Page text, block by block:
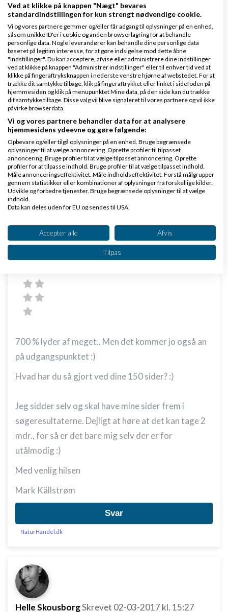
Regn ikke med, at du ikke selv skal knokle - i mit
tilfælde skulle jeg skrive en hulens masse tekster til
sitets ca. 150 sider. Og regn ikke med, at de gode
placeringer igooglesker over natten, for det tager
tid, det der seo-arbejde. I mit tilfælde gik der ca. 2
måneder, før jeg kunne se mærkbare resultater.
Men hvis du kan leve med det, så kan du til gengæld
regne med, at Concept-I's søgemaskineoptimering
sparker røv! Hvad mit site angik, steg antallet af
unikke besøgendepr. dag med knap 700%, og det er
da også en sjat
Svar
700 % lyder af meget.. Men det kommer jo også an
på udgangspunktet :)
Hvad har du så gjort ved dine 150 sider? :)
Jeg sidder selv og skal have mine sider frem i
søgeresultaterne. Dejligt at høre at det kan tage 2
mdr., for så er det bare mig selv der er for
utålmodig :)
Med venlig hilsen
Mark Källstrøm
Svar
NaturHandel.dk
Helle SkousborgSkrevet 02-03-2017 kl. 15:27
Ved at klikke på knappen "Nægt" bevares
standardindstillingen for kun strengt nødvendige cookie.
Vi og vores partnere gemmer og/eller får adgang til oplysninger på en enhed,
såsom unikke ID'er i cookie og anden browserlagring for at behandle
personlige data. Nogle leverandører kan behandle dine personlige data
baseret på legitim interesse, for at gøre indsigelse mod dette åbne
"Indstillinger". Du kan acceptere, afvise eller administrere dine indstillinger
ved at klikke på knappen "Administrer indstillinger" eller til enhver tid ved at
klikke på fingeraftryksknappen i nederste venstre hjørne af webstedet. For at
trække dit samtykke tilbage, klik på fingeraftrykket eller linket i sidefoden på
hjemmesiden og klik på menupunktet Mine data, på den side kan du trække
dit samtykke tilbage. Disse valg vil blive signaleret til vores partnere og vil ikke
påvirke browserdata.
Vi og vores partnere behandler data for at analysere
hjemmesidens ydeevne og gøre følgende:
Opbevare og/eller tilgå oplysninger på en enhed. Bruge begrænsede
oplysninger til at vælge annoncering. Oprette profiler til tilpasset
annoncering. Bruge profiler til at vælge tilpasset annoncering. Oprette
profiler for at tilpasse indhold. Bruge profiler til at vælge tilpasset indhold.
Måle annonceringseffektivitet. Måle indholdseffektivitet. Forstå målgrupper
gennem statistikker eller kombinationer af oplysninger fra forskellige kilder.
Udvikle og forbedre tjenester. Bruge begrænsede oplysninger til at vælge
indhold.
Data kan deles uden for EU og sendes til USA.
Se partnerliste (2 IAB-leverandører)
Vi bruger dine data til følgende formål:
IAB's behandlingsformål:
enhed
Bruge begrænsede oplysninger til at vælge
annoncering
Bruge profiler til at vælge tilpasset
annoncering
Oprette profiler for at tilpasse indhold
Bruge profiler til at vælge tilpasset indhold
Måle annonceringseffektivitet
Måle indholdseffektivitet
Forstå målgrupper gennem statistikker eller
kombinationer af oplysninger fra forskellige
kilder
Bruge begrænsede oplysninger til at vælge
indhold
Bruge præcise geografiske
placeringsoplysninger
Identificere enheder baseret på aktivt
anmodede oplysninger
Accepter alle Afvis
Tilpas